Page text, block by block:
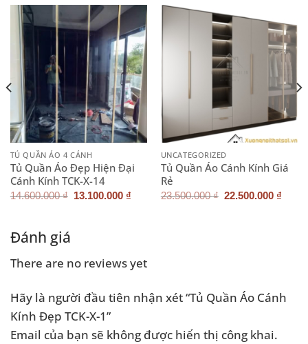
TỦ QUẦN ÁO 4 CÁNH
Tủ Quần Áo Đẹp Hiện Đại
Cánh Kính TCK-X-14
14.600.000₫ Giá
13.100.000 ₫
UNCATEGORIZED
Tủ Quần Áo Cánh Kính Giá
Rẻ
23.500.000₫ Giá
22.500.000 ₫
₫.
Đánh giá
There are no reviews yet
Hãy là người đầu tiên nhận xét “Tủ Quần Áo Cánh
Kính Đẹp TCK-X-1”
Email của bạn sẽ không được hiển thị công khai.